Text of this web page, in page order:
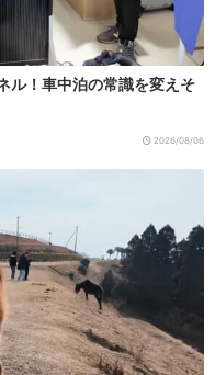
ル！車中泊の常識を変えそ
2026/08/06